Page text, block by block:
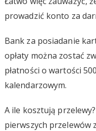
prowadzić konto za
Bank za posiadanie
opłaty można zostać
płatności o wartości
kalendarzowym.
A ile kosztują
pierwszych przelewów